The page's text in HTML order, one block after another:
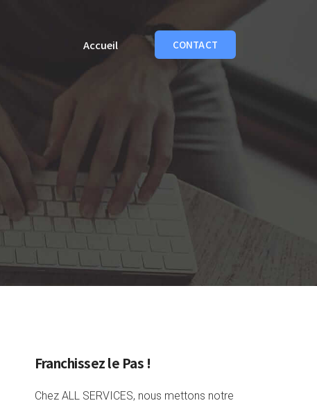
Accueil CONTACT
Franchissez le Pas !
Chez ALL SERVICES, nous mettons notre